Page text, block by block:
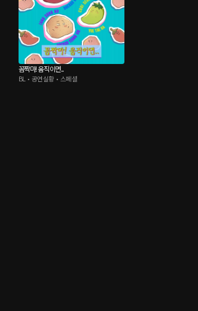
꼼짝마! 움직이면..
BL • 공연실황 • 스페셜